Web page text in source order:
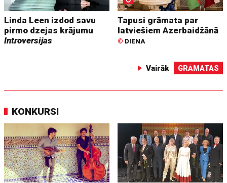
Linda Leen izdod savu
pirmo dzejas krājumu
Introversijas
Tapusi grāmata par
latviešiem Azerbaidžānā
© DIENA
Vairāk GRĀMATAS
KONKURSI